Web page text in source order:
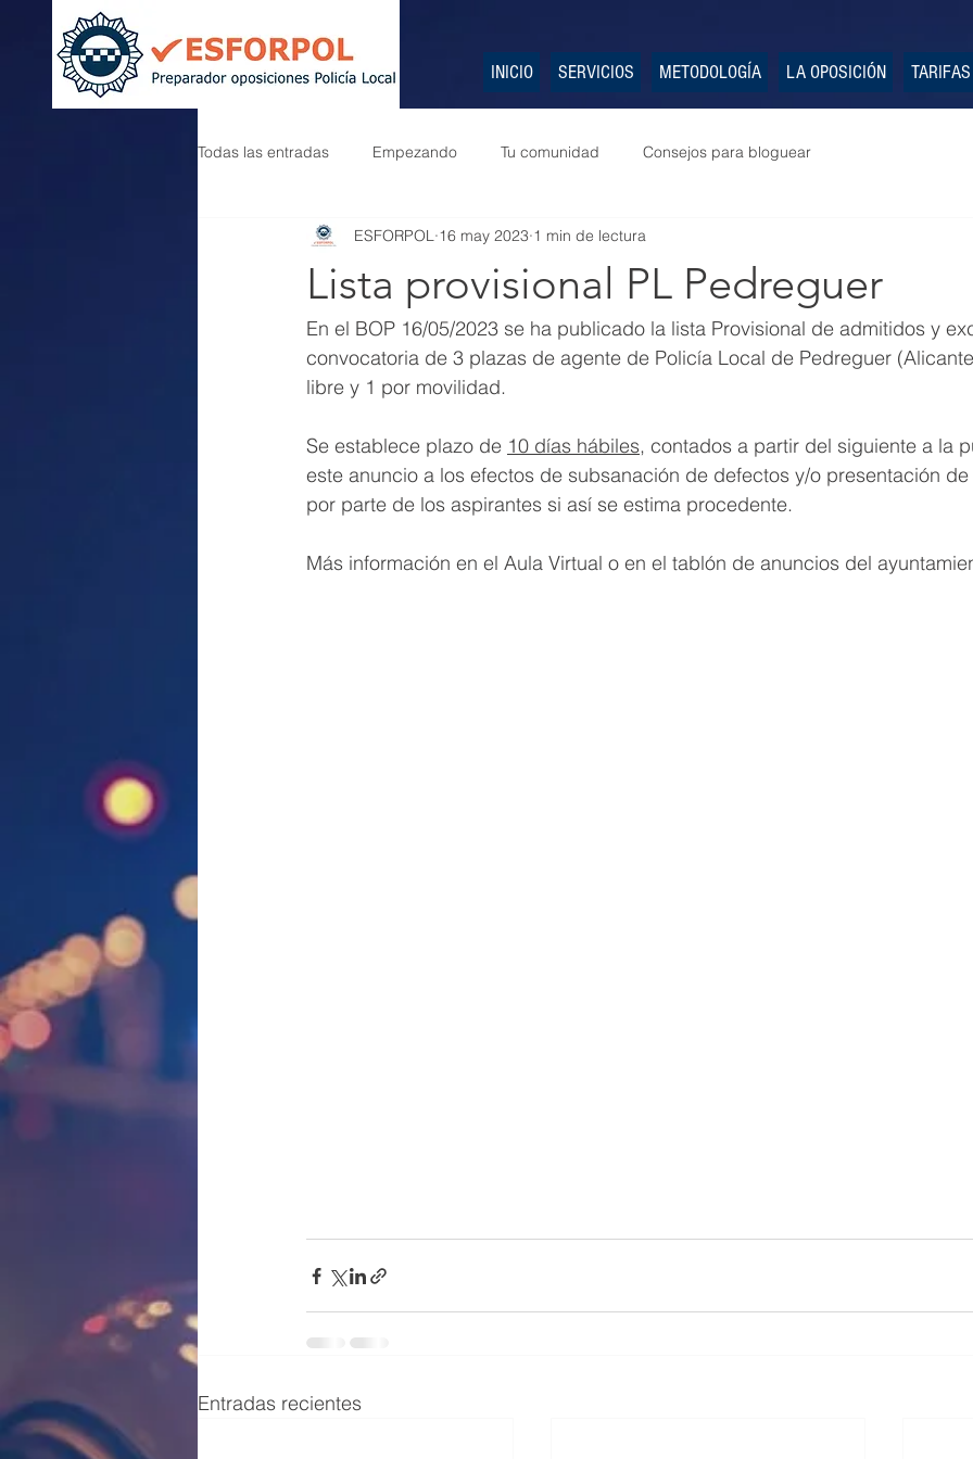
INICIO SERVICIOS METODOLOGÍA LA OPOSICIÓN TARIFAS
Todas las entradas Empezando Tu comunidad Consejos para bloguear
Lista provisional PL Pedreguer
ESFORPOL 16 may 2023 1 min de lectura
En el BOP 16/05/2023 se ha publicado la lista Provisional de admitidos y
convocatoria de 3 plazas de agente de Policía Local de Pedreguer
libre y 1 por movilidad.
Se establece plazo de 10 días hábiles, contados a partir del siguiente a la
este anuncio a los efectos de subsanación de defectos y/o presentación
por parte de los aspirantes si así se estima procedente.
Más información en el Aula Virtual o en el tablón de anuncios del
Entradas recientes